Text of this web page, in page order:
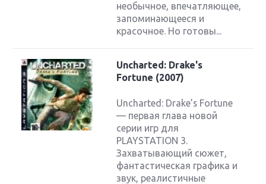
необычное, впечатляющее,
запоминающееся и
красочное. Но готовы...
Uncharted: Drake's
Fortune (2007)
Uncharted: Drake’s Fortune
— первая глава новой
серии игр для
PLAYSTATION 3.
Захватывающий сюжет,
фантастическая графика и
звук, реалистичные